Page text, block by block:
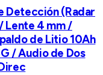
Detección (Radar
Lente 4 mm /
de Litio 10Ah
/ Audio de Dos